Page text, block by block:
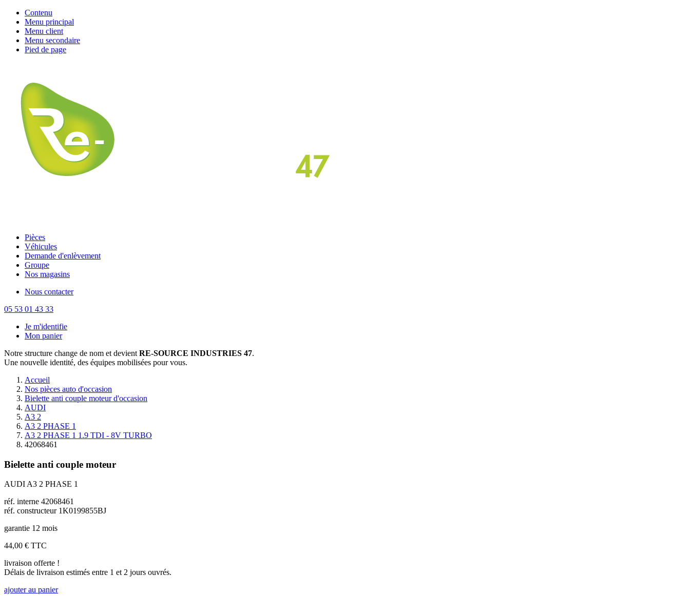
Contenu
Menu principal
Menu client
Menu secondaire
Pied de page
Pièces
Véhicules
Demande d'enlèvement
Groupe
Nos magasins
Nous contacter
05 53 01 43 33
Je m'identifie
Mon panier
Notre structure change de nom et devient RE-SOURCE INDUSTRIES 47.
Une nouvelle identité, des équipes mobilisées pour vous.
Accueil
Nos pièces auto d'occasion
Bielette anti couple moteur d'occasion
AUDI
A3 2
A3 2 PHASE 1
A3 2 PHASE 1 1.9 TDI - 8V TURBO
42068461
Bielette anti couple moteur
AUDI A3 2 PHASE 1
réf. interne 42068461
réf. constructeur 1K0199855BJ
garantie 12 mois
44,00 € TTC
livraison offerte !
Délais de livraison estimés entre 1 et 2 jours ouvrés.
ajouter au panier